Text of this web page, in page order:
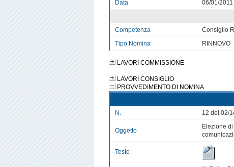
Data
06/01/2011
Competenza
Consiglio
Tipo Nomina
RINNOVO
LAVORI COMMISSIONE
LAVORI CONSIGLIO
PROVVEDIMENTO DI NOMINA
N.
12 del 02/
Oggetto
Elezione
Testo